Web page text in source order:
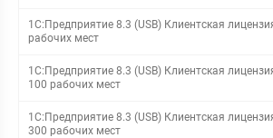
1С:Предприятие 8.3 (USB) Клиентская
рабочих мест
1С:Предприятие 8.3 (USB) Клиентская
100 рабочих мест
1С:Предприятие 8.3 (USB) Клиентская
300 рабочих мест